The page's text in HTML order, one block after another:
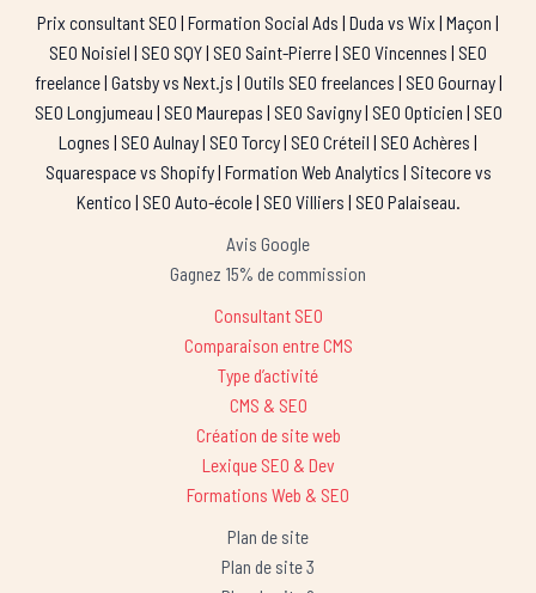
Prix consultant SEO | Formation Social Ads | Duda vs Wix | Maçon |
SEO Noisiel | SEO SQY| SEO Saint-Pierre| SEO Vincennes | SEO
freelance| Gatsby vs Next.js | Outils SEO freelances | SEO Gournay|
SEO Longjumeau | SEO Maurepas | SEO Savigny| SEO Opticien | SEO
Lognes | SEO Aulnay| SEO Torcy| SEO Créteil | SEO Achères |
Squarespace vs Shopify| Formation Web Analytics | Sitecore vs
Kentico | SEO Auto-école| SEO Villiers | SEO Palaiseau
Avis Google
Gagnez 15% de commission
Consultant SEO
Comparaison entre CMS
Type d’activité
CMS & SEO
Création de site web
Lexique SEO & Dev
Formations Web & SEO
Plan de site
Plan de site 3